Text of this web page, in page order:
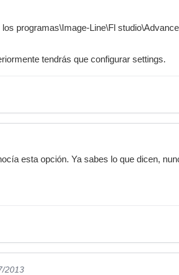
los programas\Image-Line\Fl
tendrás que configurar settings.
esta opción. Ya sabes lo que dicen,
2013